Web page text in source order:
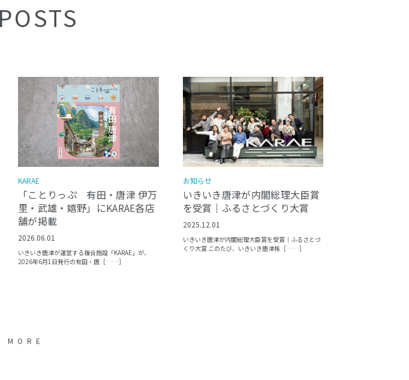
KARAE
「ことりっぷ 有田・唐津 伊万
里・武雄・嬉野」にKARAE各店
舗が掲載
2026.06.01
いきいき唐津が運営する複合施設「KARAE」が、
2026年6月1日発行の有田・唐［……］
お知らせ
いきいき唐津が内閣総理大臣賞
を受賞｜ふるさとづくり大賞
2025.12.01
いきいき唐津が内閣総理大臣賞を受賞｜ふるさとづ
くり大賞 このたび、いきいき唐津株［……］
MORE